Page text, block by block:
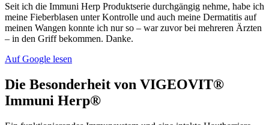
Seit ich die Immuni Herp Produktserie durchgängig nehme, habe ich
meine Fieberblasen unter Kontrolle und auch meine Dermatitis auf
meinen Wangen konnte ich nur so – war zuvor bei mehreren Ärzten
– in den Griff bekommen. Danke.
Auf Google lesen
Die Besonderheit von VIGEOVIT®
Immuni Herp®